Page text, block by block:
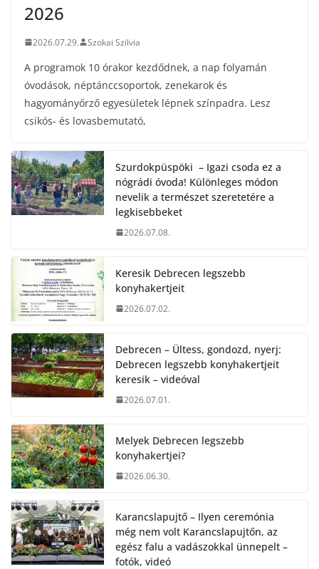
2026
2026.07.29. Szokai Szilvia
A programok 10 órakor kezdődnek, a nap folyamán
óvodások, néptánccsoportok, zenekarok és
hagyományőrző egyesületek lépnek színpadra. Lesz
csikós- és lovasbemutató,
Szurdokpüspöki – Igazi csoda ez a
nógrádi óvoda! Különleges módon
nevelik a természet szeretetére a
legkisebbeket
2026.07.08.
Keresik Debrecen legszebb
konyhakertjeit
2026.07.02.
Debrecen – Ültess, gondozd, nyerj:
Debrecen legszebb konyhakertjeit
keresik – videóval
2026.07.01.
Melyek Debrecen legszebb
konyhakertjei?
2026.06.30.
Karancslapujtő – Ilyen ceremónia
még nem volt Karancslapujtőn, az
egész falu a vadászokkal ünnepelt –
fotók, videó